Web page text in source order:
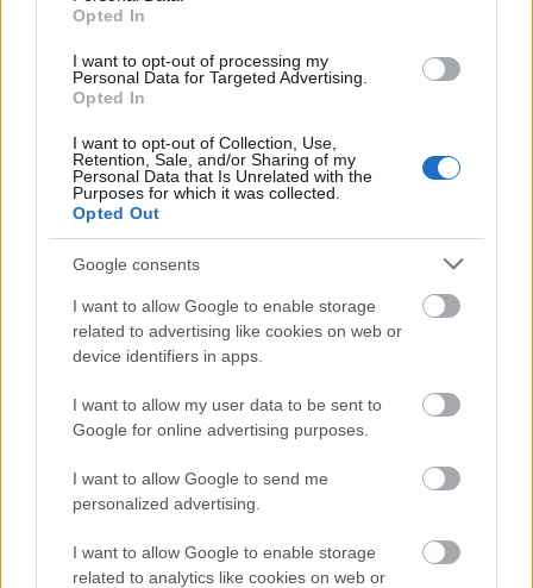
Opted In
I want to opt-out of processing my
Personal Data for Targeted Advertising.
Opted In
I want to opt-out of Collection, Use,
Retention, Sale, and/or Sharing of my
Personal Data that Is Unrelated with the
Purposes for which it was collected.
Opted Out
Google consents
I want to allow Google to enable storage
related to advertising like cookies on web or
device identifiers in apps.
I want to allow my user data to be sent to
Google for online advertising purposes.
I want to allow Google to send me
personalized advertising.
I want to allow Google to enable storage
related to analytics like cookies on web or
Ritmus és hang•2019. november 08.
A hétvége holnap kezdődik és ezúttal kedd estig
tart, de félő, hogy így is rövid lesz. Zenék határok
nélkül.